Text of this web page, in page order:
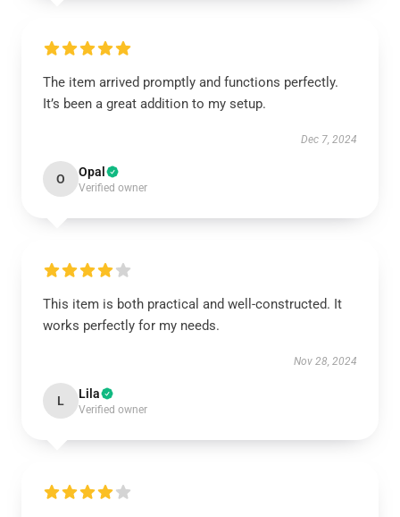
The item arrived promptly and functions perfectly.
It’s been a great addition to my setup.
Dec 7, 2024
O Opal
Verified owner
This item is both practical and well-constructed. It
works perfectly for my needs.
Nov 28, 2024
L Lila
Verified owner